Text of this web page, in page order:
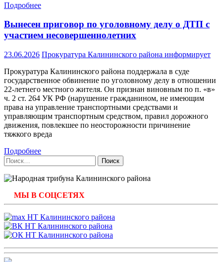
Подробнее
Вынесен приговор по уголовному делу о ДТП с
участием несовершеннолетних
23.06.2026 Прокуратура Калининского района информирует
Прокуратура Калининского района поддержала в суде
государственное обвинение по уголовному делу в отношении
22-летнего местного жителя. Он признан виновным по п. «в»
ч. 2 ст. 264 УК РФ (нарушение гражданином, не имеющим
права на управление транспортными средствами и
управляющим транспортным средством, правил дорожного
движения, повлекшее по неосторожности причинение
тяжкого вреда
Подробнее
Найти:
МЫ В СОЦСЕТЯХ